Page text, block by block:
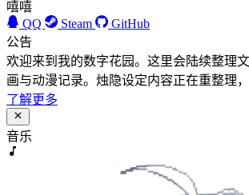
嘻嘻
QQ
Steam
GitHub
公告
欢迎来到我的数字花园。这里会陆续整理
画与动漫记录。烛隐设定内容正在重整理
了解更多
音乐